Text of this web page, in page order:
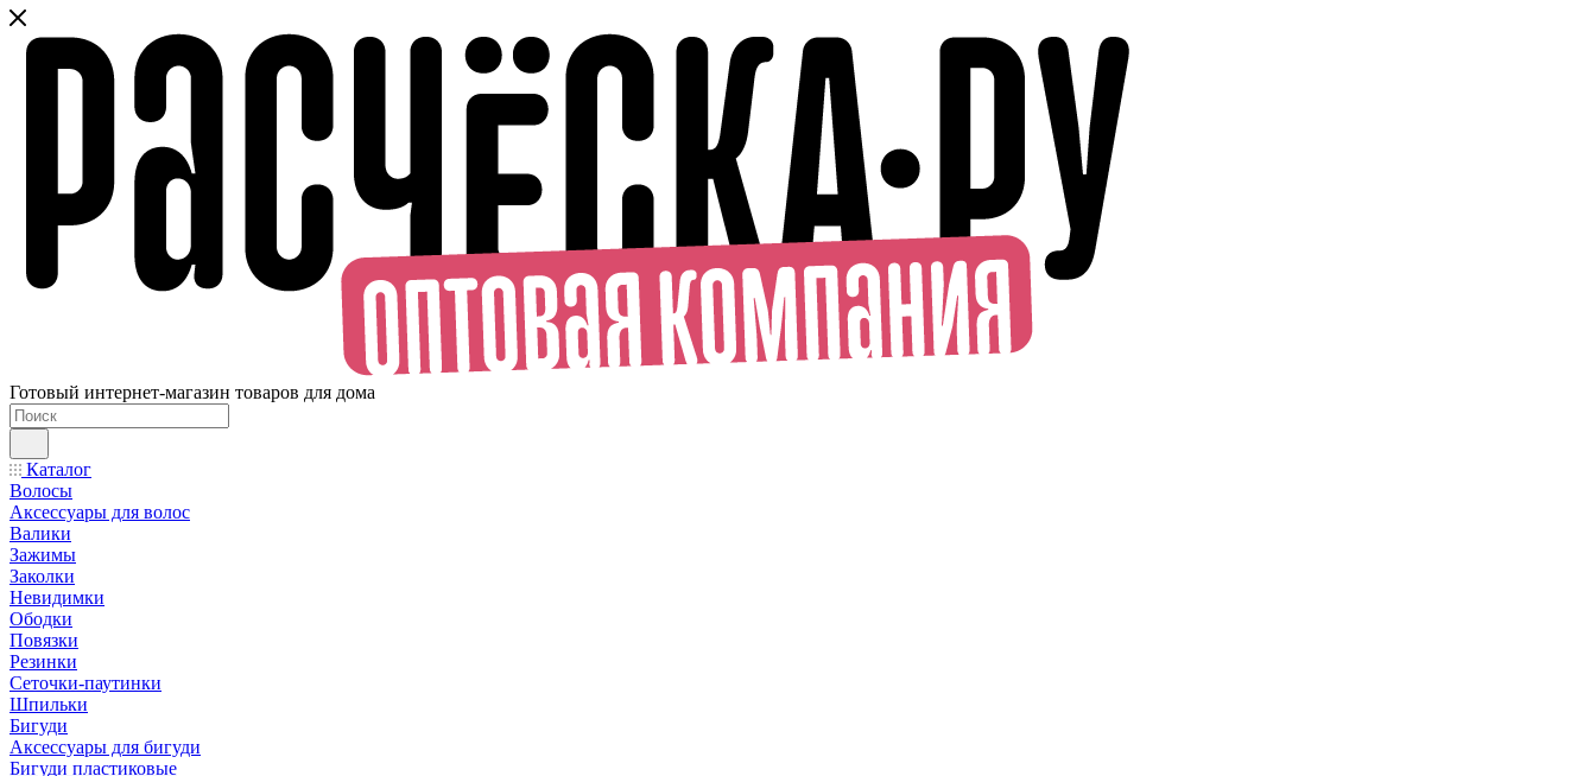
Готовый интернет-магазин товаров для дома
Каталог
Волосы
Аксессуары для волос
Валики
Зажимы
Заколки
Невидимки
Ободки
Повязки
Резинки
Сеточки-паутинки
Шпильки
Бигуди
Аксессуары для бигуди
Бигуди пластиковые